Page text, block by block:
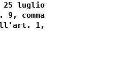
25 luglio
9, comma
1,